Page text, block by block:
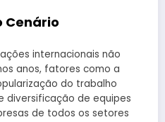
Cenário
internacionais não
anos, fatores como a
do trabalho
diversificação de equipes
de todos os setores